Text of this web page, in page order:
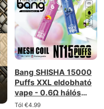
Bang SHISHA 15000
Puffs XXL eldobható
vape - 0.6Ω hálós
tekercs, újratölthető
Tól €4.99